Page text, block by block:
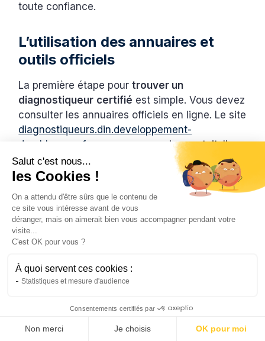
toute confiance.
L’utilisation des annuaires et
outils officiels
La première étape pourtrouver un
diagnostiqueur certifié est simple. Vous devez
consulter les annuaires officiels en ligne. Le site
diagnostiqueurs.din.developpement-
durable.gouv.fr
propose un service gratuit. Il
permet de localiser vos professionnels certifiés
pour les diagnostics DPE et audits
C’est facile et rapide. Vous pouvez vous
connecter depuis un ordinateur, une tablette ou
un smartphone. Ensuite, vous choisissez entre
vérification de certificat. Cela peut être pour :
département.
Salut c'est nous...
les Cookies !
On a attendu d'être sûrs que le contenu de
ce site vous intéresse avant de vous
déranger, mais on aimerait bien vous accompagner pendant votre
visite...
C'est OK pour vous ?
À quoi servent ces cookies :
Statistiques et mesure d'audience
Consentements certifiés par
Non merci Je choisis OK pour moi